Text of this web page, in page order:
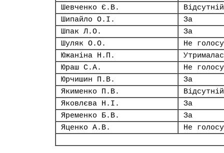
Шевченко Є.В.
Відсутній
Шипайло О.І.
За
Шпак Л.О.
За
Шуляк О.О.
Не
Южаніна Н.П.
Юраш С.А.
Не
Юрчишин П.В.
За
Якименко П.В.
Відсутній
Яковлєва Н.І.
За
Яременко Б.В.
За
Яценко А.В.
Не